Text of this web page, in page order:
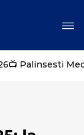
📺 Palinsesti